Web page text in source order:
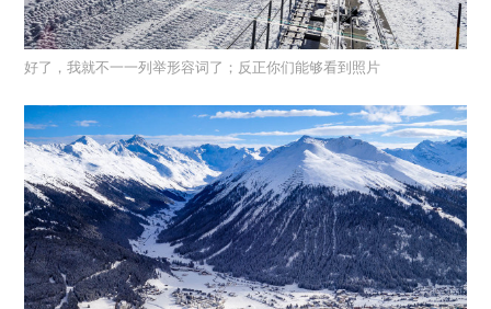
好了，我就不一一列举形容词了；反正你们能够看到照片